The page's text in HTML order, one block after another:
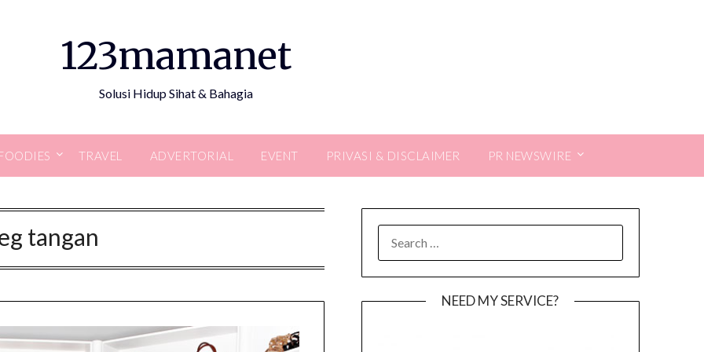
123mamanet
Solusi Hidup Sihat & Bahagia
TRAVEL ADVERTORIAL EVENT PRIVASI & DISCLAIMER PR NEWSWIRE
tangan
FOR:
NEED MY SERVICE?